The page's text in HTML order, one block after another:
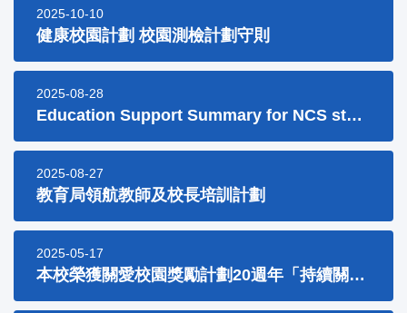
2025-10-10
健康校園計劃 校園測檢計劃守則
2025-08-28
Education Support Summary for NCS students
2025-08-27
教育局領航教師及校長培訓計劃
2025-05-17
本校榮獲關愛校園獎勵計劃20週年「持續關愛大獎」